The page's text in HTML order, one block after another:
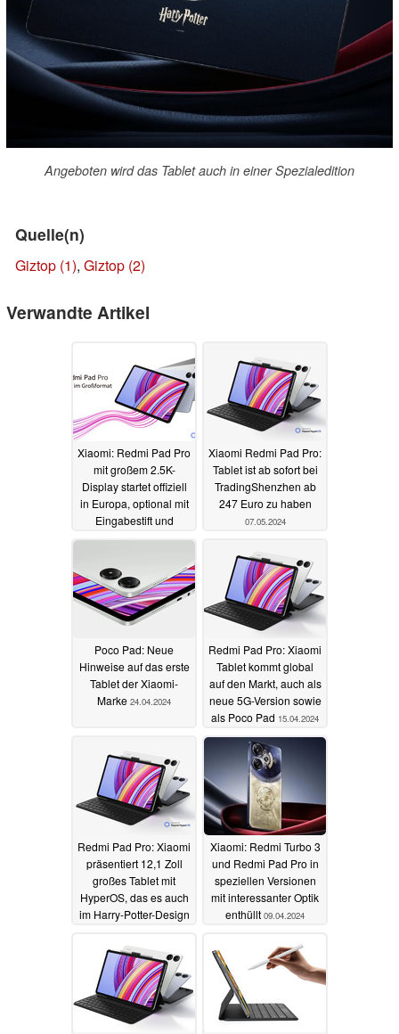
Angeboten wird das Tablet auch in einer Spezialedition
Quelle(n)
Giztop (1), Giztop (2)
Verwandte Artikel
Xiaomi: Redmi Pad Pro
mit großem 2.5K-
Display startet offiziell
in Europa, optional mit
Eingabestift und
Tastaturhülle20.05.2024
Xiaomi Redmi Pad Pro:
Tablet ist ab sofort bei
TradingShenzhen ab
247 Euro zu haben
07.05.2024
Poco Pad: Neue
Hinweise auf das erste
Tablet der Xiaomi-
Marke 24.04.2024
Redmi Pad Pro: Xiaomi
Tablet kommt global
auf den Markt, auch als
neue 5G-Version sowie
als Poco Pad 15.04.2024
Redmi Pad Pro: Xiaomi
präsentiert 12,1 Zoll
großes Tablet mit
HyperOS, das es auch
im Harry-Potter-Design
Xiaomi: Redmi Turbo 3
und Redmi Pad Pro in
speziellen Versionen
mit interessanter Optik
enthüllt 09.04.2024